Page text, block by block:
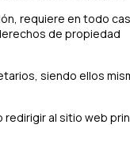
requiere en todo
de propiedad
siendo ellos
al sitio web